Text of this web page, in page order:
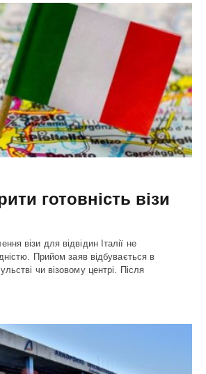
готовність візи
візи для відвідин Італії не
Прийом заяв відбувається в
чи візовому центрі. Після